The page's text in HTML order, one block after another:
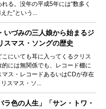
る。没年の平成5年には“数多く
た”という...
いづみの三人娘から始まるジ
スマス・ソングの歴史
にいても耳に入ってくるクリス
には無関係でも、レコード棚に
ス・レコードあるいはCDが存在
スマス・ソ...
ラ色の人生」「サン・トワ・